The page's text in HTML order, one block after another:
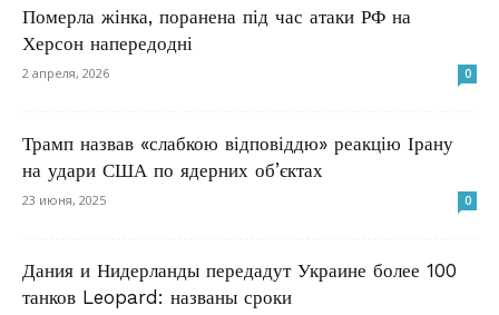
Померла жінка, поранена під час атаки РФ на
Херсон напередодні
2 апреля, 2026 0
Трамп назвав «слабкою відповіддю» реакцію Ірану
на удари США по ядерних об’єктах
23 июня, 2025 0
Дания и Нидерланды передадут Украине более 100
танков Leopard: названы сроки